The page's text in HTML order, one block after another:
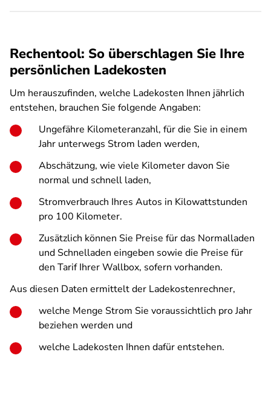
Rechentool: So überschlagen Sie Ihre
persönlichen Ladekosten
Um herauszufinden, welche Ladekosten Ihnen jährlich
entstehen, brauchen Sie folgende Angaben:
Ungefähre Kilometeranzahl, für die Sie in einem
Jahr unterwegs Strom laden werden,
Abschätzung, wie viele Kilometer davon Sie
normal und schnell laden,
Stromverbrauch Ihres Autos in Kilowattstunden
pro 100 Kilometer.
Zusätzlich können Sie Preise für das Normalladen
und Schnelladen eingeben sowie die Preise für
den Tarif Ihrer Wallbox, sofern vorhanden.
Aus diesen Daten ermittelt der Ladekostenrechner,
welche Menge Strom Sie voraussichtlich pro Jahr
beziehen werden und
welche Ladekosten Ihnen dafür entstehen.